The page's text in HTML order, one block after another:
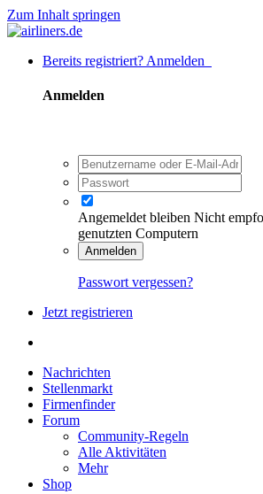
Zum Inhalt springen
Bereits registriert? Anmelden
Anmelden
Angemeldet bleiben Nicht
genutzten Computern
Anmelden
Passwort vergessen?
Jetzt registrieren
Nachrichten
Stellenmarkt
Firmenfinder
Forum
Community-Regeln
Alle Aktivitäten
Mehr
Shop